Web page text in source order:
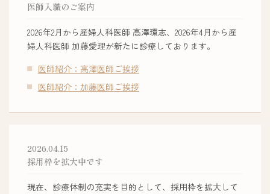
医師入職のご案内
2026年2月から産婦人科医師 高澤環志、2026年4月から産
婦人科医師 加藤愛理が新たに診療しております。
医師紹介：高澤医師ご挨拶
医師紹介：加藤医師ご挨拶
2026.04.15
採用枠を拡大中です
現在、診療体制の充実を目的として、採用枠を拡大して